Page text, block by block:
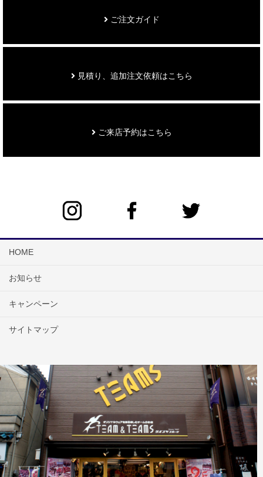
ご注文ガイド
見積り、追加注文依頼はこちら
ご来店予約はこちら
HOME
お知らせ
キャンペーン
サイトマップ